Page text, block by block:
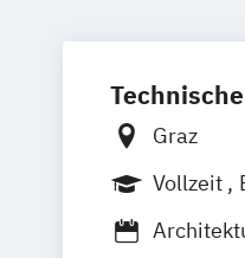
Graz
Vollzeit